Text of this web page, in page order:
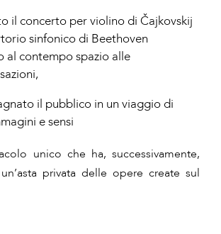
il concerto per violino di Čajkovskij
sinfonico di Beethoven
al contempo spazio alle
il pubblico in un viaggio di
e sensi
unico che ha, successivamente,
privata delle opere create sul